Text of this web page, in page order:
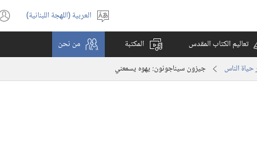
اختر
اللغة
العربية (اللهجة اللبنانية)
تعاليم الكتاب المقدس المكتبة من نحن
حياة الناس جيزون سيناجونون:‏ يهوه يسمعني